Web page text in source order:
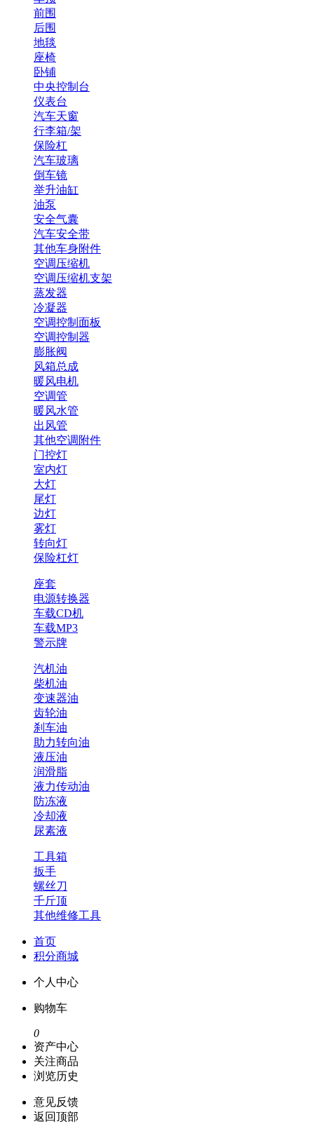
前围
后围
地毯
座椅
卧铺
中央控制台
仪表台
汽车天窗
行李箱/架
保险杠
汽车玻璃
倒车镜
举升油缸
油泵
安全气囊
汽车安全带
其他车身附件
空调压缩机
空调压缩机支架
蒸发器
冷凝器
空调控制面板
空调控制器
膨胀阀
风箱总成
暖风电机
空调管
暖风水管
出风管
其他空调附件
门控灯
室内灯
大灯
尾灯
边灯
雾灯
转向灯
保险杠灯
座套
电源转换器
车载CD机
车载MP3
警示牌
汽机油
柴机油
变速器油
齿轮油
刹车油
助力转向油
液压油
润滑脂
液力传动油
防冻液
冷却液
尿素液
工具箱
扳手
螺丝刀
千斤顶
其他维修工具
首页
积分商城
个人中心
购物车
0
资产中心
关注商品
浏览历史
意见反馈
返回顶部